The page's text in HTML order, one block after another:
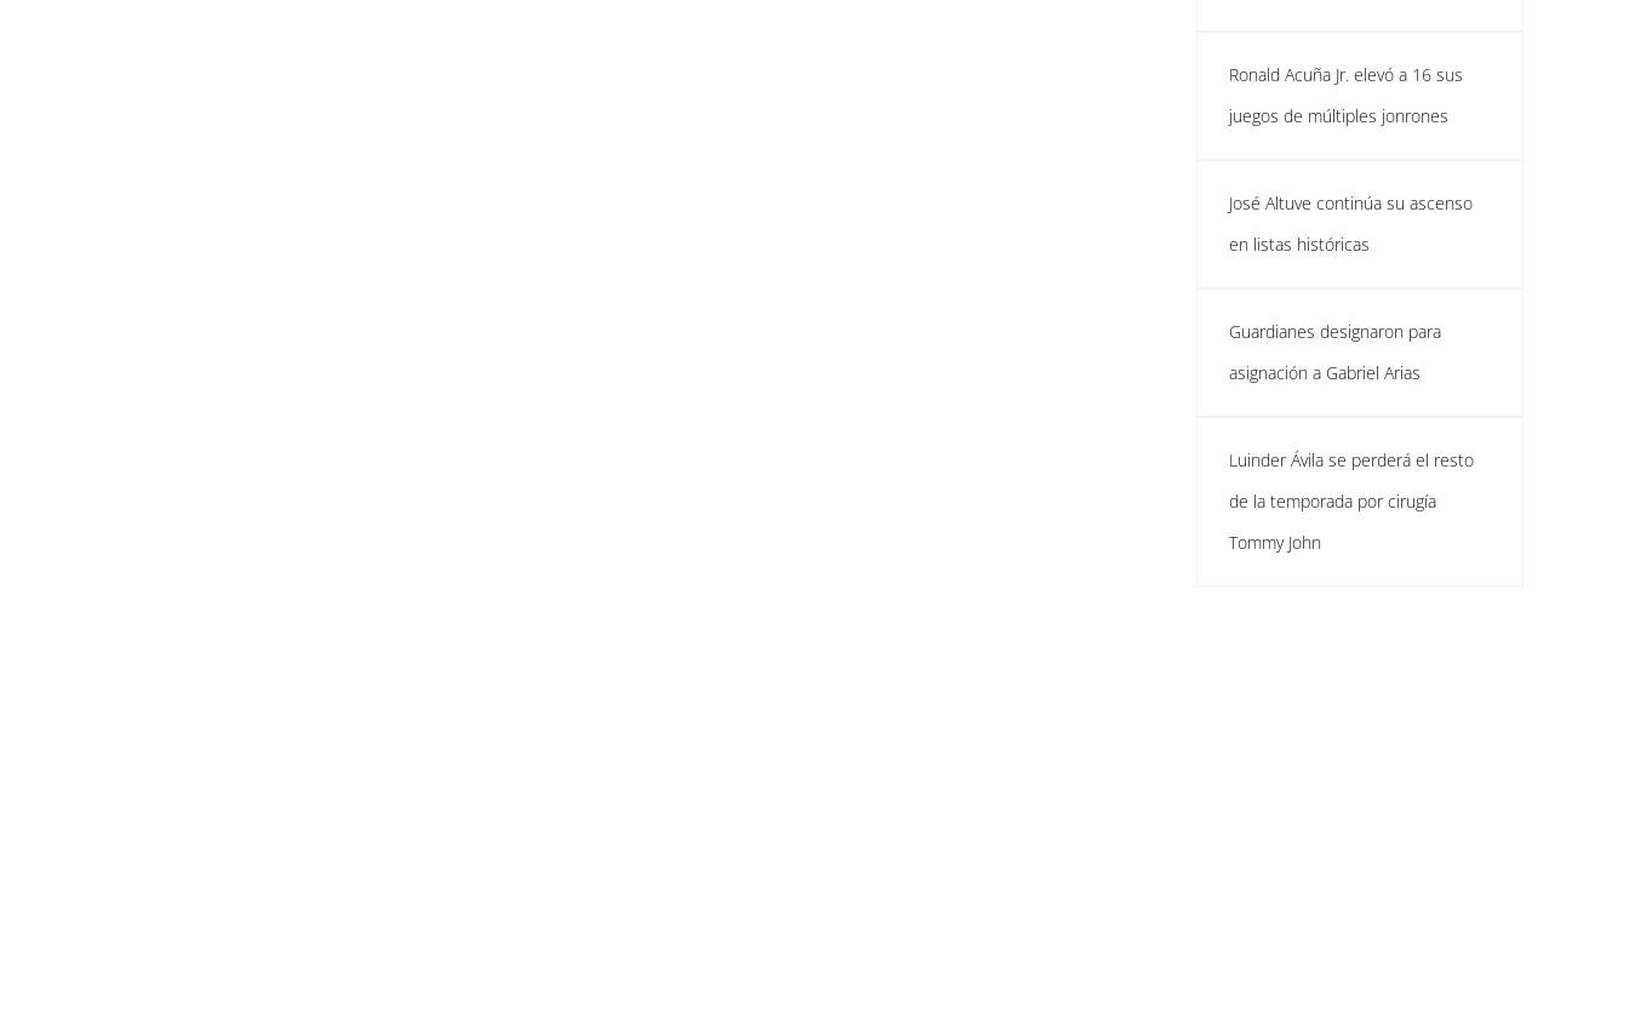
Ronald Acuña Jr. elevó a 16 sus
juegos de múltiples jonrones
José Altuve continúa su ascenso
en listas históricas
Guardianes designaron para
asignación a Gabriel Arias
Luinder Ávila se perderá el resto
de la temporada por cirugía
Tommy John